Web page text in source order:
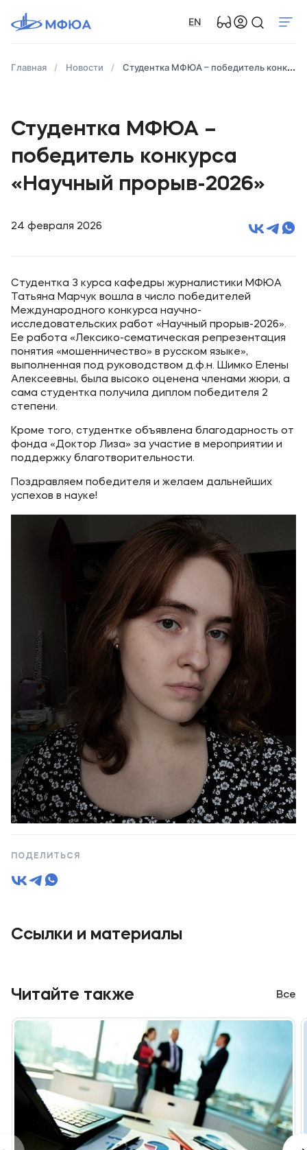
EN
Главная Новости Студентка МФЮА – победитель конкурса «Научный прорыв-2026»
Студентка МФЮА –
победитель конкурса
«Научный прорыв-2026»
24 февраля 2026
Студентка 3 курса кафедры журналистики МФЮА
Татьяна Марчук вошла в число победителей
Международного конкурса научно-
исследовательских работ «Научный прорыв-2026».
Ее работа «Лексико-сематическая репрезентация
понятия «мошенничество» в русском языке»,
выполненная под руководством д.ф.н. Шимко Елены
Алексеевны, была высоко оценена членами жюри, а
сама студентка получила диплом победителя 2
степени.
Кроме того, студентке объявлена благодарность от
фонда «Доктор Лиза» за участие в мероприятии и
поддержку благотворительности.
Поздравляем победителя и желаем дальнейших
успехов в науке!
ПОДЕЛИТЬСЯ
Ссылки и материалы
Читайте также Все